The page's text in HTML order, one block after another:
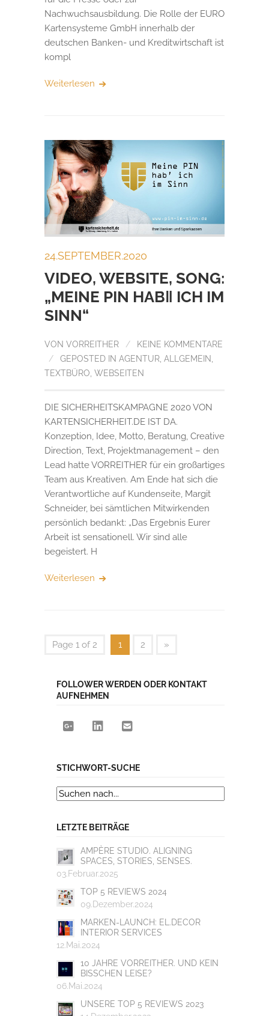
Nachwuchsausbildung. Die Rolle der EURO
Kartensysteme GmbH innerhalb der
deutschen Banken- und Kreditwirtschaft ist
kompl
Weiterlesen
24.SEPTEMBER.2020
VIDEO, WEBSITE, SONG:
„MEINE PIN HAB‖ ICH IM
SINN“
VON VORREITHER /
KEINE KOMMENTARE
/
GEPOSTED IN AGENTUR ALLGEMEIN
TEXTBÜRO WEBSEITEN
DIE SICHERHEITSKAMPAGNE 2020 VON
KARTENSICHERHEIT.DE IST DA.
Konzeption, Idee, Motto, Beratung, Creative
Direction, Text, Projektmanagement – den
Lead hatte VORREITHER für ein großartiges
Team aus Kreativen. Am Ende hat sich die
Verantwortliche auf Kundenseite, Margit
Schneider, bei sämtlichen Mitwirkenden
persönlich bedankt: „Das Ergebnis Eurer
Arbeit ist sensationell. Wir sind alle
begeistert. H
Weiterlesen
Page 1 of 2 1 2 »
FOLLOWER WERDEN ODER KONTAKT
AUFNEHMEN
STICHWORT-SUCHE
LETZTE BEITRÄGE
AMPÈRE STUDIO. ALIGNING
SPACES, STORIES, SENSES.
03.Februar.2025
TOP 5 REVIEWS 2024
09.Dezember.2024
MARKEN-LAUNCH: EL.DECOR
INTERIOR SERVICES
12.Mai.2024
10 JAHRE VORREITHER. UND KEIN
BISSCHEN LEISE?
06.Mai.2024
UNSERE TOP 5 REVIEWS 2023